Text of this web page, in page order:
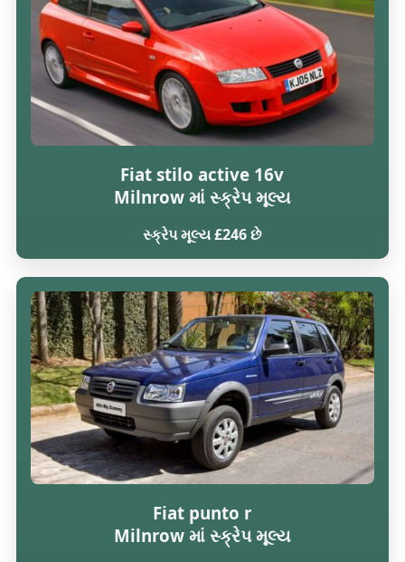
Fiat stilo active 16v
Milnrow માં સ્ક્રેપ મૂલ્ય
સ્ક્રેપ મૂલ્ય £246 છે
Fiat punto r
Milnrow માં સ્ક્રેપ મૂલ્ય